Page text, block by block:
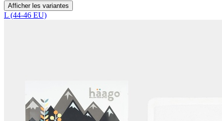
Afficher les variantes
L (44-46 EU)